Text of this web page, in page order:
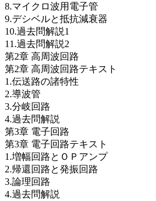
8.マイクロ波用電子管
9.デシベルと抵抗減衰器
10.過去問解説1
11.過去問解説2
第2章 高周波回路
第2章 高周波回路テキスト
1.伝送路の諸特性
2.導波管
3.分岐回路
4.過去問解説
第3章 電子回路
第3章 電子回路テキスト
1.増幅回路とＯＰアンプ
2.帰還回路と発振回路
3.論理回路
4.過去問解説